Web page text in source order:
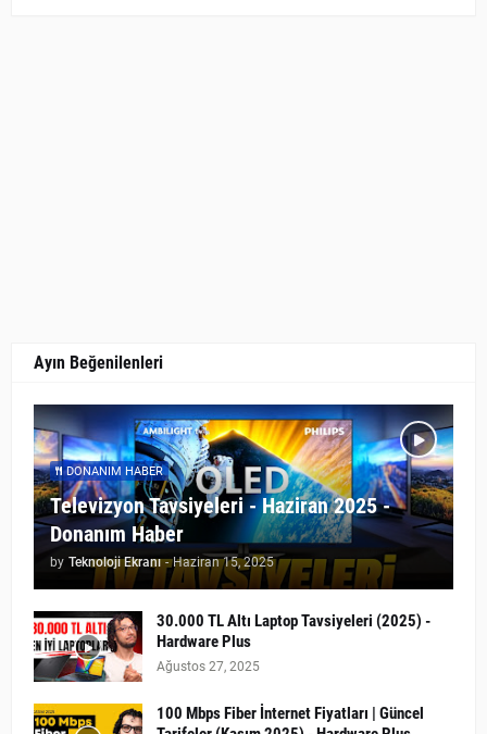
Ayın Beğenilenleri
DONANIM HABER
Televizyon Tavsiyeleri - Haziran 2025 -
Donanım Haber
by Teknoloji Ekranı - Haziran 15, 2025
30.000 TL Altı Laptop Tavsiyeleri (2025) -
Hardware Plus
Ağustos 27, 2025
100 Mbps Fiber İnternet Fiyatları | Güncel